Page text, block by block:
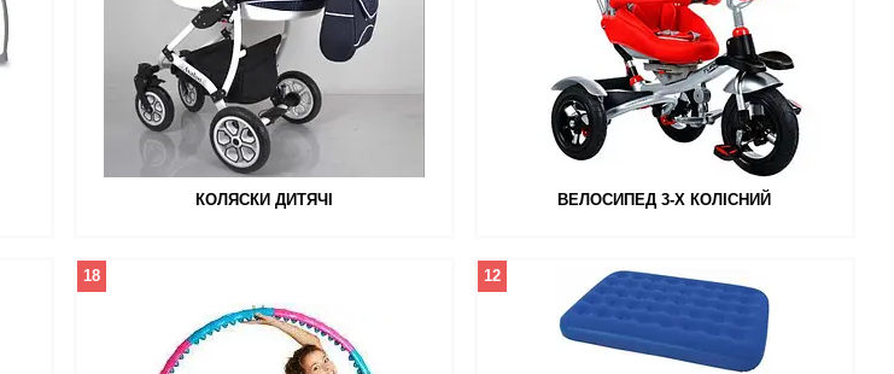
КОЛЯСКИ ДИТЯЧІ ВЕЛОСИПЕД 3-Х КОЛІСНИЙ
18 12